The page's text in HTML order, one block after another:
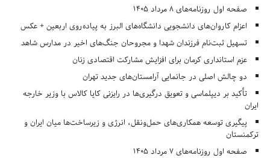
صفحه اول روزنامه‌های 8 مرداد 1405
اعزام کاروان‌های دانشجویی دانشگاه‌های البرز به پیاده‌روی اربعین + عکس
تسهیل ثبت‌نام فرزندان شهدا و مجروحان جنگ‌های اخیر در مدارس شاهد
عزم استانداری کرمان برای افزایش مشارکت اقتصادی زنان
دو چالش اصلی در جانمایی آرامستان‌های جدید تهران
تأکید بر دیپلماسی و تعویق درگیری‌ها در رایزنی کایا کالاس با وزیر خارجه
ایران
پیگیری توسعه همکاری‌های حمل‌ونقل، انرژی و زیرساخت‌ها میان ایران و
ترکمنستان
صفحه اول روزنامه‌های 7 مرداد 1405